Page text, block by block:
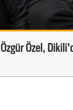
Özgür Özel,